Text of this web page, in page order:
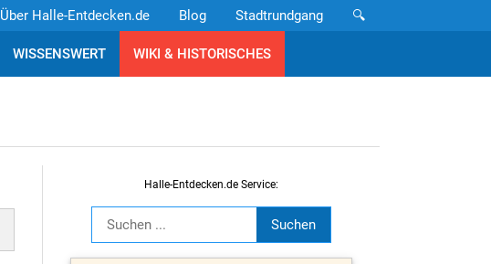
🔍
Stadtrundgang
Blog
Über Halle-Entdecken.de
WISSENSWERT WIKI & HISTORISCHES
Halle-Entdecken.de Service: